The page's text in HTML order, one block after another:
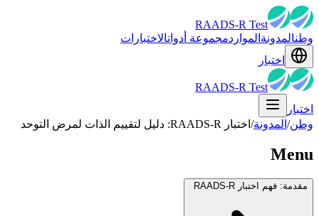
RAADS-R Test
وطنالمدونة المواردمجموعة أدواتالاختبارات
اختبار
RAADS-R Test
اختبار
وطن/ المدونة/ اختبار RAADS-R: دليل لتقييم الذات لمرض التوحد
Menu
مقدمة: فهم اختبار RAADS-R